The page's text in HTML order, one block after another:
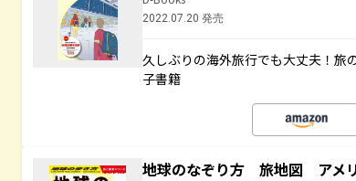
2022.07.20 発売
久しぶりの海外旅行でも大丈夫！旅
子書籍
地球のなぞり方 旅地図 アメ